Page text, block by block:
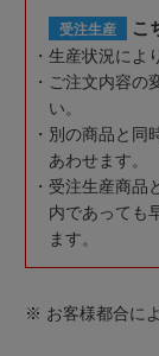
受注生産 こ
生産状況によ
ご注文内容の
い。
別の商品と同
あわせます。
受注生産商品
内であっても
ます。
※ お客様都合に